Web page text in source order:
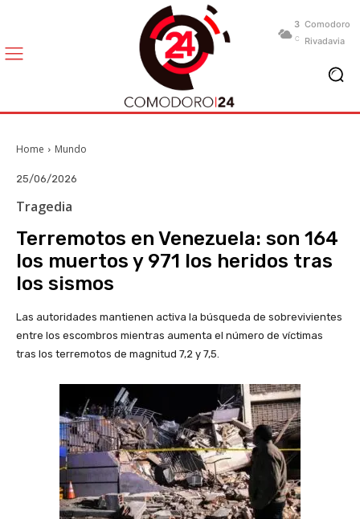
3
C
Comodoro
Rivadavia
Home Mundo
25/06/2026
Tragedia
Terremotos en Venezuela: son 164
los muertos y 971 los heridos tras
los sismos
Las autoridades mantienen activa la búsqueda de sobrevivientes
entre los escombros mientras aumenta el número de víctimas
tras los terremotos de magnitud 7,2 y 7,5.